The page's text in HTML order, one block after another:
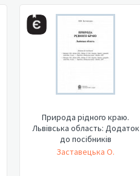
Природа рідного краю.
Львівська область: Додаток
до посібників
Заставецька О.